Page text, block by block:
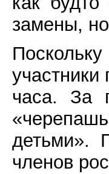
замены,
часа. За
детьми».
членов